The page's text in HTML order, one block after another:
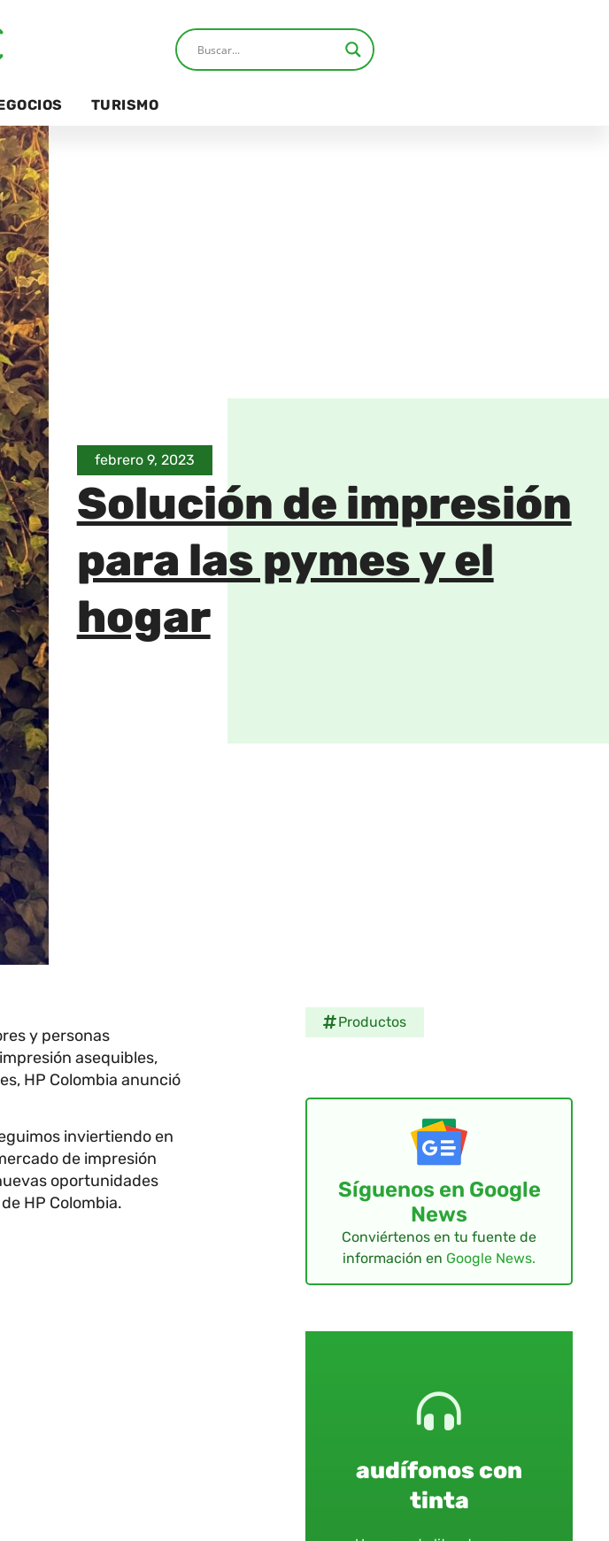
TURISMO
febrero 9, 2023
Solución de impresión
para las pymes y el
hogar
y personas
asequibles,
HP Colombia anunció
inviertiendo en
de impresión
oportunidades
HP Colombia.
Productos
Síguenos en Google
News
Conviértenos en tu fuente de
información en Google News.
audífonos con
tinta